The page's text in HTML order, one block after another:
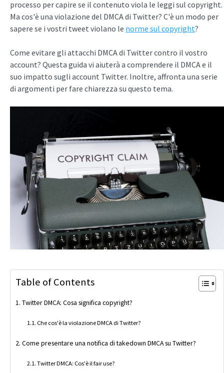
processo per capire se il contenuto viola le leggi sul copyright.
Ma cos'è una violazione del DMCA di Twitter? C'è un modo per
sapere se i vostri tweet violano le norme sul copyright?
Come evitare gli attacchi DMCA di Twitter contro il vostro
account? Questa guida vi aiuterà a comprendere il DMCA e il
suo impatto sugli account Twitter. Inoltre, affronta una serie
di argomenti per fare chiarezza su questo tema.
Table of Contents
Twitter DMCA: Cosa significa copyright?
Che cos'è la violazione DMCA di Twitter?
Come presentare una notifica di takedown DMCA su Twitter?
Twitter DMCA: Cos'è il fair use?